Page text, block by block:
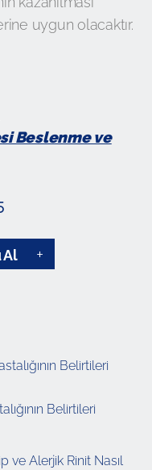
uygun olacaktır.
Beslenme ve
Al
Belirtileri